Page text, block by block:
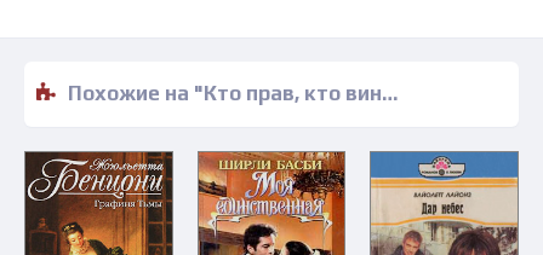
Похожие на "Кто прав, кто виноват? - Сара М. Андерсон" книги читать бесплатно полные версии